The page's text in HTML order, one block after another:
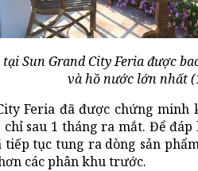
Sun Grand City Feria được
và hồ nước lớn nhất
Feria đã được chứng
chỉ sau 1 tháng ra mắt. Để
tiếp tục tung ra dòng sản
các phân khu trước.